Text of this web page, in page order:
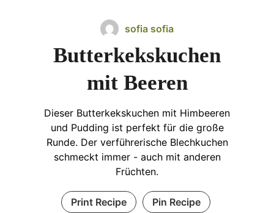
sofia sofia
Butterkekskuchen
mit Beeren
Dieser Butterkekskuchen mit Himbeeren
und Pudding ist perfekt für die große
Runde. Der verführerische Blechkuchen
schmeckt immer - auch mit anderen
Früchten.
Print Recipe Pin Recipe